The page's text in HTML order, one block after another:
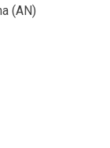
(AN)